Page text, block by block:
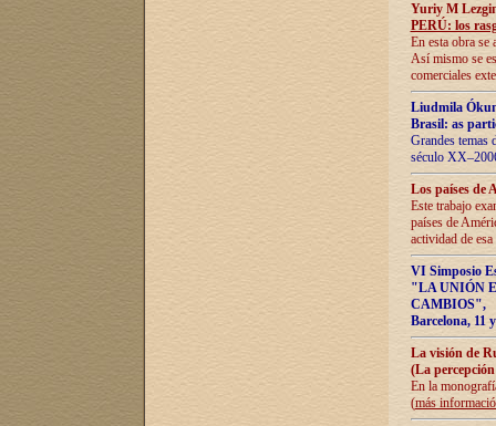
Yuriy M
PERÚ: los
En esta obra se
Así mismo se
comerciales
Liudmila
Brasil: as
Grandes temas
século
Los países de
Este trabajo
países de
actividad de
VI Simposio
"LA UNIÓN
CAMBIOS",
Barcelona, 11
La visión de
(La
En la
(más